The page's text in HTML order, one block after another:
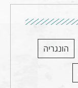
הונגריה